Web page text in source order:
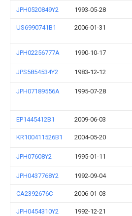
JPH0520849Y2 1993-05-28
US6990741B1 2006-01-31
JPH02256777A 1990-10-17
JPS5854534Y2 1983-12-12
JPH07189556A 1995-07-28
EP1445412B1 2009-06-03
KR100411526B1 2004-05-20
JPH07608Y2 1995-01-11
JPH0437768Y2 1992-09-04
CA2392676C 2006-01-03
JPH0454310Y2 1992-12-21